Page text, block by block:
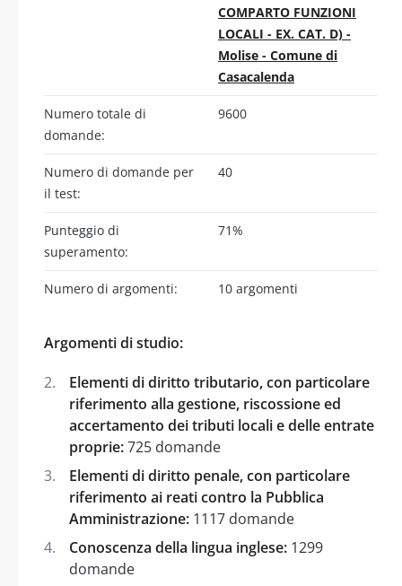
COMPARTO FUNZIONI
LOCALI - EX. CAT. D) -
Molise - Comune di
Casacalenda
Numero totale di
domande:
9600
Numero di domande per
il test:
40
Punteggio di
superamento:
71%
Numero di argomenti: 10 argomenti
Argomenti di studio:
Elementi di diritto tributario, con particolare
riferimento alla gestione, riscossione ed
accertamento dei tributi locali e delle entrate
proprie:725 domande
Elementi di diritto penale, con particolare
riferimento ai reati contro la Pubblica
Amministrazione: 1117 domande
Conoscenza della lingua inglese: 1299
domande